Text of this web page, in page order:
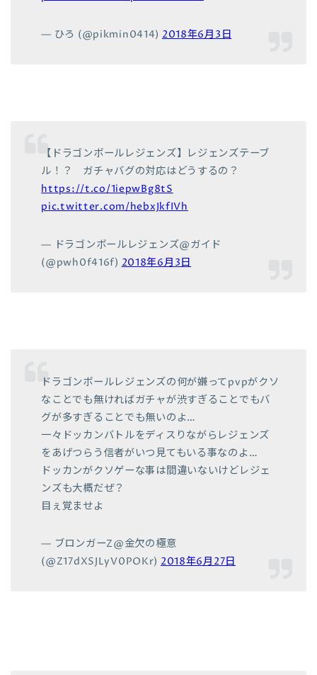
— ひろ (@pikmin0414) 2018年6月3日
【ドラゴンボールレジェンズ】レジェンズテーブ
ル！？ ガチャバグの対応はどうするの？
https://t.co/1iepwBg8tS
pic.twitter.com/hebxJkfIVh
— ドラゴンボールレジェンズ@ガイド
(@pwh0f416f)2018年6月3日
ドラゴンボールレジェンズの何が嫌ってpvpがクソ
なことでも無ければガチャが渋すぎることでもバ
グが多すぎることでも無いのよ…
一々ドッカンバトルをディスりながらレジェンズ
をあげつらう信者がいつ見てもいる事なのよ…
ドッカンがクソゲーな事は間違いないけどレジェ
ンズも大概だぜ？
目ぇ覚ませよ
— ブロンガーZ@金欠の極意
(@Z17dXSJLyV0POKr)2018年6月27日